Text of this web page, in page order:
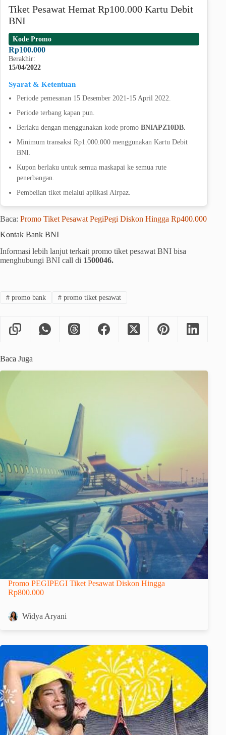
Tiket Pesawat Hemat Rp100.000 Kartu Debit
BNI
Kode Promo
Rp100.000
Berakhir:
15/04/2022
Syarat & Ketentuan
Periode pemesanan 15 Desember 2021-15 April 2022.
Periode terbang kapan pun.
Berlaku dengan menggunakan kode promo BNIAPZ10DB.
Minimum transaksi Rp1.000.000 menggunakan Kartu Debit
BNI.
Kupon berlaku untuk semua maskapai ke semua rute
penerbangan.
Pembelian tiket melalui aplikasi Airpaz.
Baca: Promo Tiket Pesawat PegiPegi Diskon Hingga Rp400.000
Kontak Bank BNI
Informasi lebih lanjut terkait promo tiket pesawat BNI bisa
menghubungi BNI call di 1500046.
#promo bank #promo tiket pesawat
Baca Juga
Promo PEGIPEGI Tiket Pesawat Diskon Hingga
Rp800.000
Widya Aryani